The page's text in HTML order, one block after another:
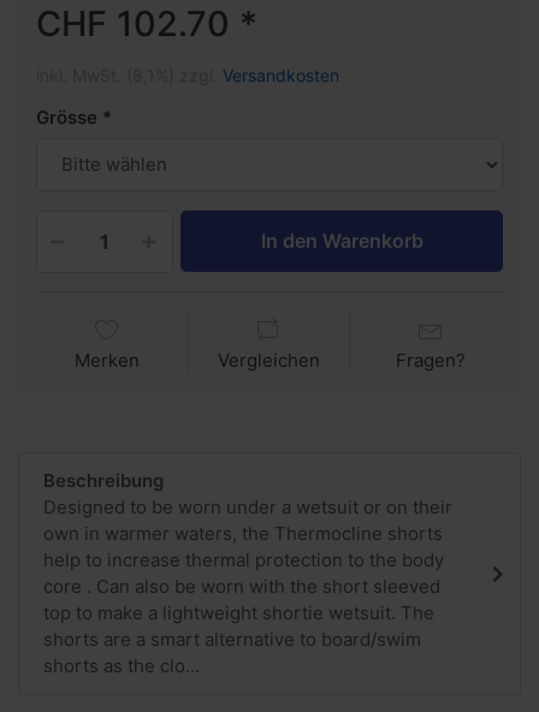
CHF 102.70 *
Versandkosten
Grösse
In den Warenkorb
Merken Vergleichen Fragen?
Beschreibung
Designed to be worn under a wetsuit or on their
own in warmer waters, the Thermocline shorts
help to increase thermal protection to the body
core . Can also be worn with the short sleeved
top to make a lightweight shortie wetsuit. The
shorts are a smart alternative to board/swim
shorts as the clo...